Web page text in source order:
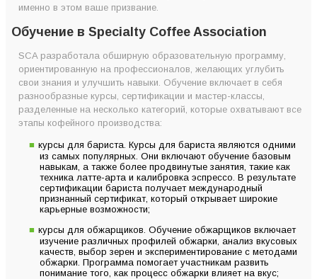
именно в этом ваше призвание.
Обучение в Specialty Coffee Association
SCA разработала обширную образовательную программу,
ориентированную на профессионалов, желающих углубить
свои знания и улучшить навыки. Обучение включает в себя
разнообразные курсы, сертификации и мастер-классы,
разделенные на несколько категорий, которые охватывают все
этапы кофейного производства:
курсы для бариста. Курсы для бариста являются одними
из самых популярных. Они включают обучение базовым
навыкам, а также более продвинутые занятия, такие как
техника латте-арта и калибровка эспрессо. В результате
сертификации бариста получает международный
признанный сертификат, который открывает широкие
карьерные возможности;
курсы для обжарщиков. Обучение обжарщиков включает
изучение различных профилей обжарки, анализ вкусовых
качеств, выбор зерен и экспериментирование с методами
обжарки. Программа помогает участникам развить
понимание того, как процесс обжарки влияет на вкус;